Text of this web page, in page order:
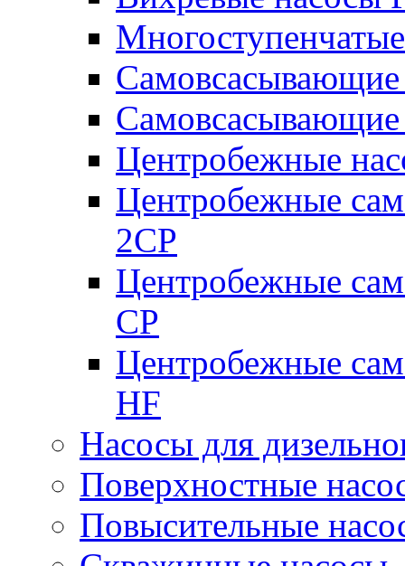
Самовсасывающие
Центробежные
Центробежные
2CP
Центробежные
CP
Центробежные
HF
Насосы для
Поверхностные
Повысительные